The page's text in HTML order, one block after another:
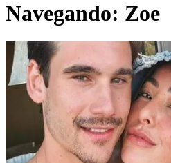
Navegando: Zoe